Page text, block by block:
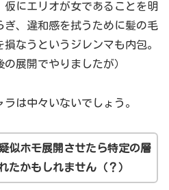
にエリオが女であることを明
ぎ、違和感を拭うために髪の毛
なうというジレンマも内包。
の展開でやりましたが）
は中々いないでしょう。
似ホモ展開させたら特定の層
たかもしれません（？）